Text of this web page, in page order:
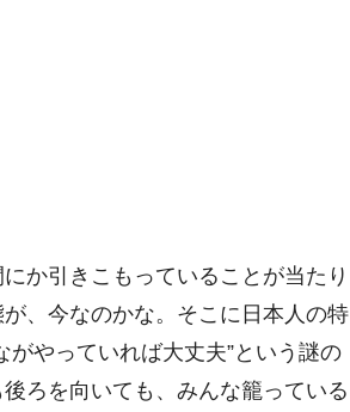
か引きこもっていることが当たり
、今なのかな。そこに日本人の特
やっていれば大丈夫”という謎の
ろを向いても、みんな籠っている